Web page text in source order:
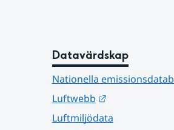
Datavärdskap
Nationella
Luftwebb
Länk till annan
Luftmiljödata